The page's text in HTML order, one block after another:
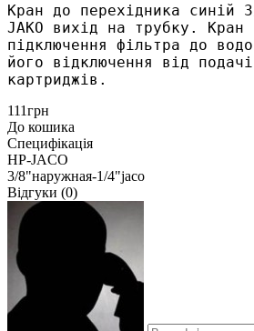
Кран до перехідника
JAKO вихід на трубку. Кран
підключення фільтра до
його відключення від
картриджів.
111грн
До кошика
Специфікація
НР-JACO
3/8"наружная-1/4"jaco
Відгуки (0)